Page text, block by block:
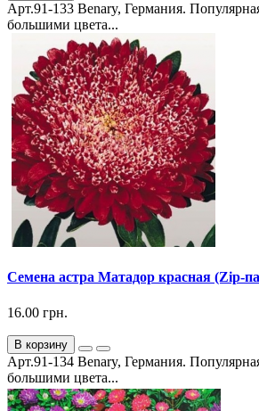
Арт.91-133 Benary, Германия.
большими цвета...
Семена астра Матадор красная (Zip-
16.00 грн.
В корзину
Арт.91-134 Benary, Германия.
большими цвета...